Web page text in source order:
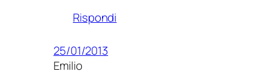
Rispondi
25/01/2013
Emilio